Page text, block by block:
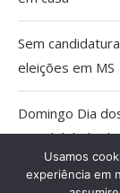
Sem
eleições em MS
Domingo Dia
possibilidade
Agosto Lilás:
Usamos
experiência em